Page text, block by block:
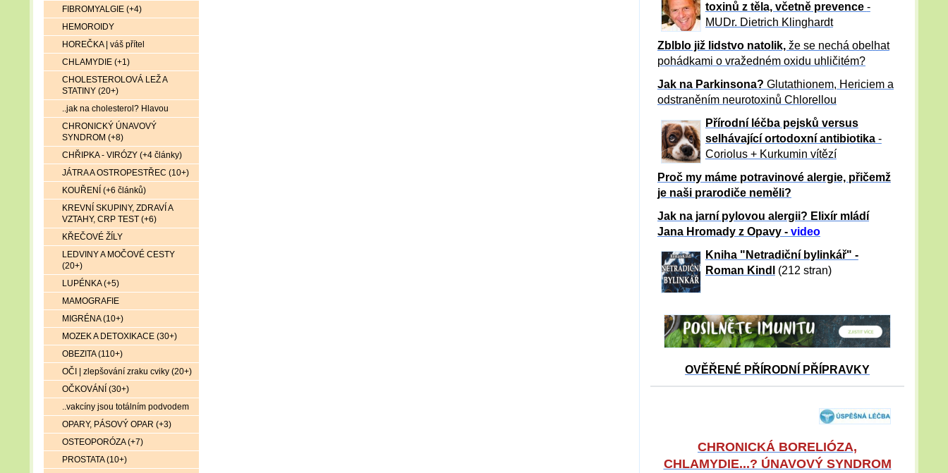
toxinů z těla, včetně prevence -
MUDr. Dietrich Klinghardt
Zblblo již lidstvo natolik, že se nechá obelhat
pohádkami o vražedném oxidu uhličitém?
Jak na Parkinsona? Glutathionem, Hericiem a
odstraněním neurotoxinů Chlorellou
Přírodní léčba pejsků versus
selhávající ortodoxní antibiotika -
Coriolus + Kurkumin vítězí
Proč my máme potravinové alergie, přičemž
je naši prarodiče neměli?
Jak na jarní pylovou alergii? Elixír mládí
Jana Hromady z Opavy - video
Kniha "Netradiční bylinkář" -
Roman Kindl
(212 stran)
OVĚŘENÉ PŘÍRODNÍ PŘÍPRAVKY
CHRONICKÁ BORELIÓZA,
CHLAMYDIE...? ÚNAVOVÝ SYNDROM
FIBROMYALGIE (+4)
HEMOROIDY
HOREČKA | váš přítel
CHLAMYDIE (+1)
CHOLESTEROLOVÁ LEŽ A
STATINY (20+)
..jak na cholesterol? Hlavou
CHRONICKÝ ÚNAVOVÝ
SYNDROM (+8)
CHŘIPKA - VIRÓZY (+4 články)
JÁTRA A OSTROPESTŘEC (10+)
KOUŘENÍ (+6 článků)
KREVNÍ SKUPINY, ZDRAVÍ A
VZTAHY, CRP TEST (+6)
KŘEČOVÉ ŽÍLY
LEDVINY A MOČOVÉ CESTY
(20+)
LUPÉNKA (+5)
MAMOGRAFIE
MIGRÉNA (10+)
MOZEK A DETOXIKACE (30+)
OBEZITA (110+)
OČI | zlepšování zraku cviky (20+)
OČKOVÁNÍ (30+)
..vakcíny jsou totálním podvodem
OPARY, PÁSOVÝ OPAR (+3)
OSTEOPORÓZA (+7)
PROSTATA (10+)